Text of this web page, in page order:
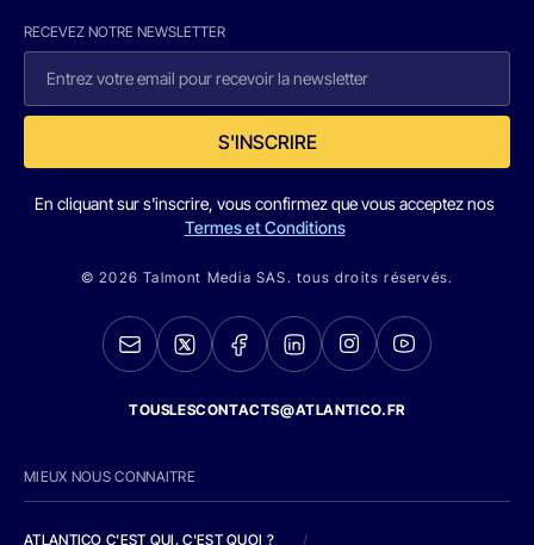
RECEVEZ NOTRE NEWSLETTER
S'INSCRIRE
En cliquant sur s'inscrire, vous confirmez que vous acceptez nos
Termes et Conditions
© 2026 Talmont Media SAS. tous droits réservés.
TOUSLESCONTACTS@ATLANTICO.FR
MIEUX NOUS CONNAITRE
ATLANTICO C'EST QUI, C'EST QUOI ?
/